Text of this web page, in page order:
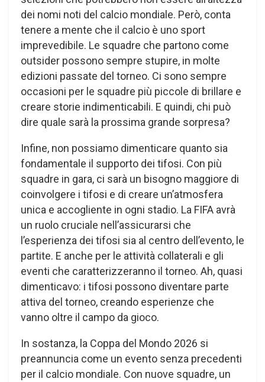
dei nomi noti del calcio mondiale. Però, conta
tenere a mente che il calcio è uno sport
imprevedibile. Le squadre che partono come
outsider possono sempre stupire, in molte
edizioni passate del torneo. Ci sono sempre
occasioni per le squadre più piccole di brillare e
creare storie indimenticabili. E quindi, chi può
dire quale sarà la prossima grande sorpresa?
Infine, non possiamo dimenticare quanto sia
fondamentale il supporto dei tifosi. Con più
squadre in gara, ci sarà un bisogno maggiore di
coinvolgere i tifosi e di creare un’atmosfera
unica e accogliente in ogni stadio. La FIFA avrà
un ruolo cruciale nell’assicurarsi che
l’esperienza dei tifosi sia al centro dell’evento, le
partite. E anche per le attività collaterali e gli
eventi che caratterizzeranno il torneo. Ah, quasi
dimenticavo: i tifosi possono diventare parte
attiva del torneo, creando esperienze che
vanno oltre il campo da gioco.
In sostanza, la Coppa del Mondo 2026 si
preannuncia come un evento senza precedenti
per il calcio mondiale. Con nuove squadre, un